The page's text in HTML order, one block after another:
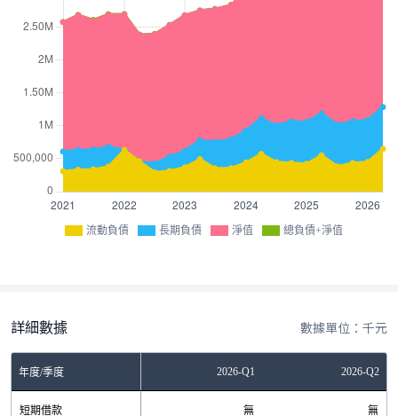
流動負債 長期負債 淨值 總負債+淨值
詳細數據 數據單位：千元
年度/季度 2026-Q1 2026-Q2
短期借款 無 無